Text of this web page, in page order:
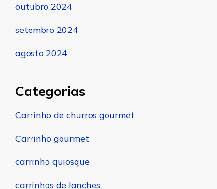
outubro 2024
setembro 2024
agosto 2024
Categorias
Carrinho de churros gourmet
Carrinho gourmet
carrinho quiosque
carrinhos de lanches